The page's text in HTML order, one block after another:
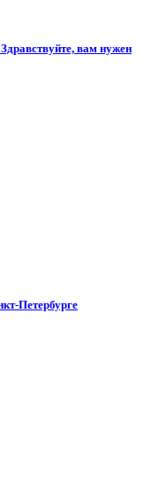
вам нужен
Петербурге